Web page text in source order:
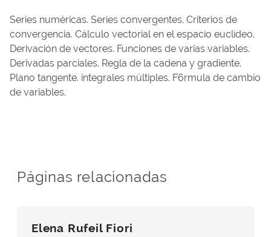
Series numéricas. Series convergentes. Criterios de
convergencia. Cálculo vectorial en el espacio euclídeo.
Derivación de vectores. Funciones de varias variables.
Derivadas parciales. Regla de la cadena y gradiente.
Plano tangente. integrales múltiples. F6rmula de cambio
de variables.
Páginas relacionadas
Elena Rufeil Fiori